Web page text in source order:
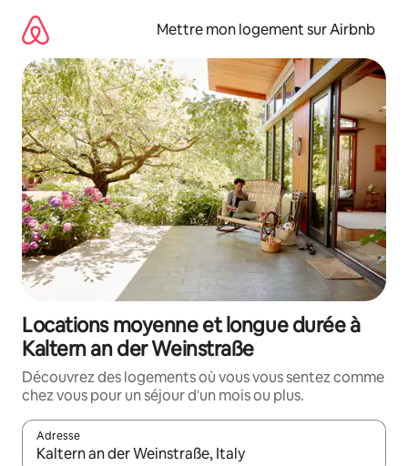
directement
contenu
Mettre mon logement sur Airbnb
Locations moyenne et longue durée à
Kaltern an der Weinstraße
Découvrez des logements où vous vous sentez comme
chez vous pour un séjour d'un mois ou plus.
Adresse
Lorsque les résultats s'affichent, utilisez les flèches vers le